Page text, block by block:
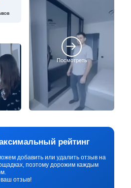
Посмотреть
рейтинг
добавить или удалить отзыв на
поэтому дорожим каждым
отзыв!